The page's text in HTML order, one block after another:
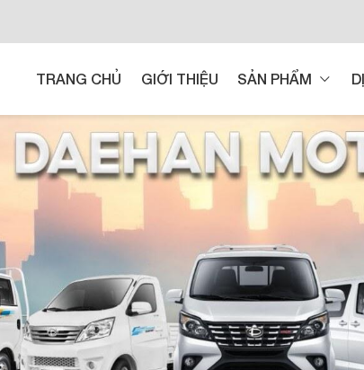
TRANG CHỦ GIỚI THIỆU SẢN PHẨM